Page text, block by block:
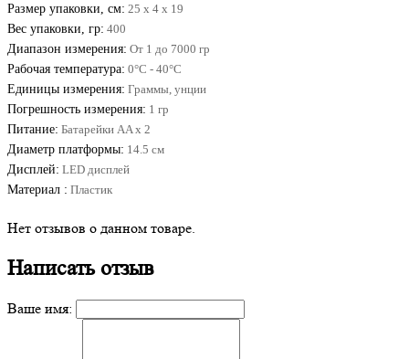
Размер упаковки, см: 25 x 4 x 19
Вес упаковки, гр: 400
Диапазон измерения: От 1 до 7000 гр
Рабочая температура: 0°C - 40°C
Единицы измерения: Граммы, унции
Погрешность измерения: 1 гр
Питание: Батарейки AA х 2
Диаметр платформы: 14.5 см
Дисплей: LED дисплей
Материал : Пластик
Нет отзывов о данном товаре.
Написать отзыв
Ваше имя: